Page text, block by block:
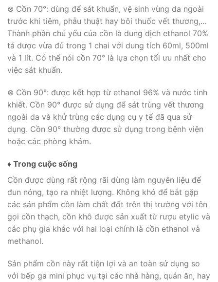
⊗ Cồn 70°: dùng để sát khuẩn, vệ sinh vùng da ngoài
trước khi tiêm, phẫu thuật hay bôi thuốc vết thương,…
Thành phần chủ yếu của cồn là dung dịch ethanol 70%
tá dược vừa đủ trong 1 chai với dung tích 60ml, 500ml
và 1 lít. Có thể nói cồn 70° là lựa chọn tối ưu nhất cho
việc sát khuẩn.
⊗ Cồn 90°: được kết hợp từ ethanol 96% và nước tinh
khiết. Cồn 90° được sử dụng để sát trùng vết thương
ngoài da và khử trùng các dụng cụ y tế đã qua sử
dụng. Cồn 90° thường được sử dụng trong bệnh viện
hoặc các phòng khám.
♦ Trong cuộc sống
Cồn được dùng rất rộng rãi dùng làm nguyên liệu để
đun nóng, tạo ra nhiệt lượng. Không khó để bắt gặp
các sản phẩm cồn làm chất đốt trên thị trường với tên
gọi cồn thạch, cồn khô được sản xuất từ rượu etylic và
các phụ gia khác với hai loại chính là cồn ethanol và
methanol.
Sản phẩm cồn này rất tiện lợi và an toàn sử dụng so
với bếp ga mini phục vụ tại các nhà hàng, quán ăn, hay